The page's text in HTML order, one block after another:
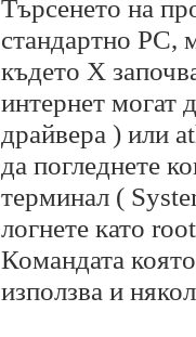
Търсенето на
стандартно PC,
където X
интернет могат
драйвера ) или
да погледнете
терминал (
логнете като
Командата
използва и